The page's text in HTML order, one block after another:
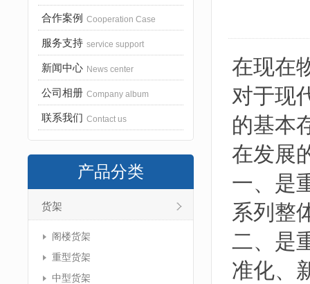
合作案例 Cooperation Case
服务支持 service support
新闻中心 News center
公司相册 Company album
联系我们 Contact us
产品分类
货架
阁楼货架
重型货架
中型货架
在现在
对于现
的基
在发展
一、是
系列整
二、是
准化、